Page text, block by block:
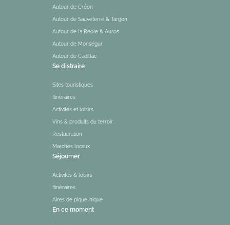
Autour de Créon
Autour de Sauveterre & Targon
Autour de la Réole & Auros
Autour de Monségur
Autour de Cadillac
Se distraire
Sites touristiques
Itinéraires
Activités et loisirs
Vins & produits du terroir
Restauration
Marchés locaux
Séjourner
Activités & loisirs
Itinéraires
Aires de pique-nique
En ce moment